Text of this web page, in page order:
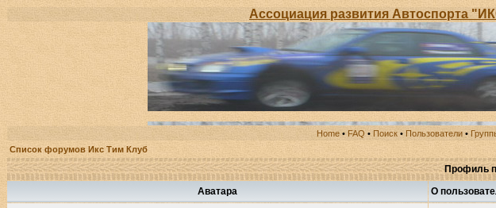
Ассоциация развития Автоспорта
Home • FAQ • Поиск • Пользователи •
Список форумов Икс Тим Клуб
Профиль
Аватара
О